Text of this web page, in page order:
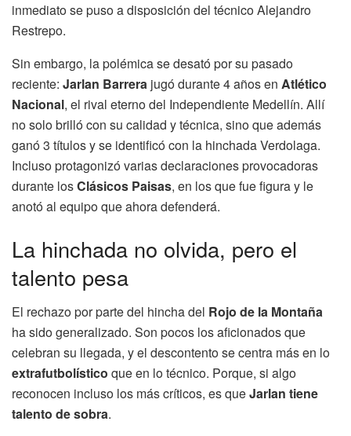
inmediato se puso a disposición del técnico Alejandro
Restrepo.
Sin embargo, la polémica se desató por su pasado
reciente: Jarlan Barrera jugó durante 4 años en Atlético
Nacional, el rival eterno del Independiente Medellín. Allí
no solo brilló con su calidad y técnica, sino que además
ganó 3 títulos y se identificó con la hinchada Verdolaga.
Incluso protagonizó varias declaraciones provocadoras
durante losClásicos Paisas, en los que fue figura y le
anotó al equipo que ahora defenderá.
La hinchada no olvida, pero el
talento pesa
El rechazo por parte del hincha del Rojo de la Montaña
ha sido generalizado. Son pocos los aficionados que
celebran su llegada, y el descontento se centra más en lo
extrafutbolístico que en lo técnico. Porque, si algo
reconocen incluso los más críticos, es queJarlan tiene
talento de sobra.